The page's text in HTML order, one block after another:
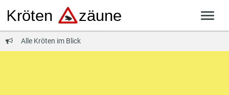
Alle Kröten im Blick